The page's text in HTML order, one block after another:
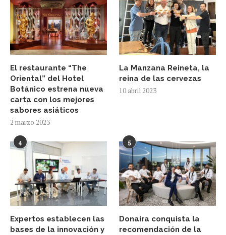
El restaurante “The
Oriental” del Hotel
Botánico estrena nueva
carta con los mejores
sabores asiáticos
2 marzo 2023
La Manzana Reineta, la
reina de las cervezas
10 abril 2023
4
Expertos establecen las
bases de la innovación y
5
Donaira conquista la
recomendación de la